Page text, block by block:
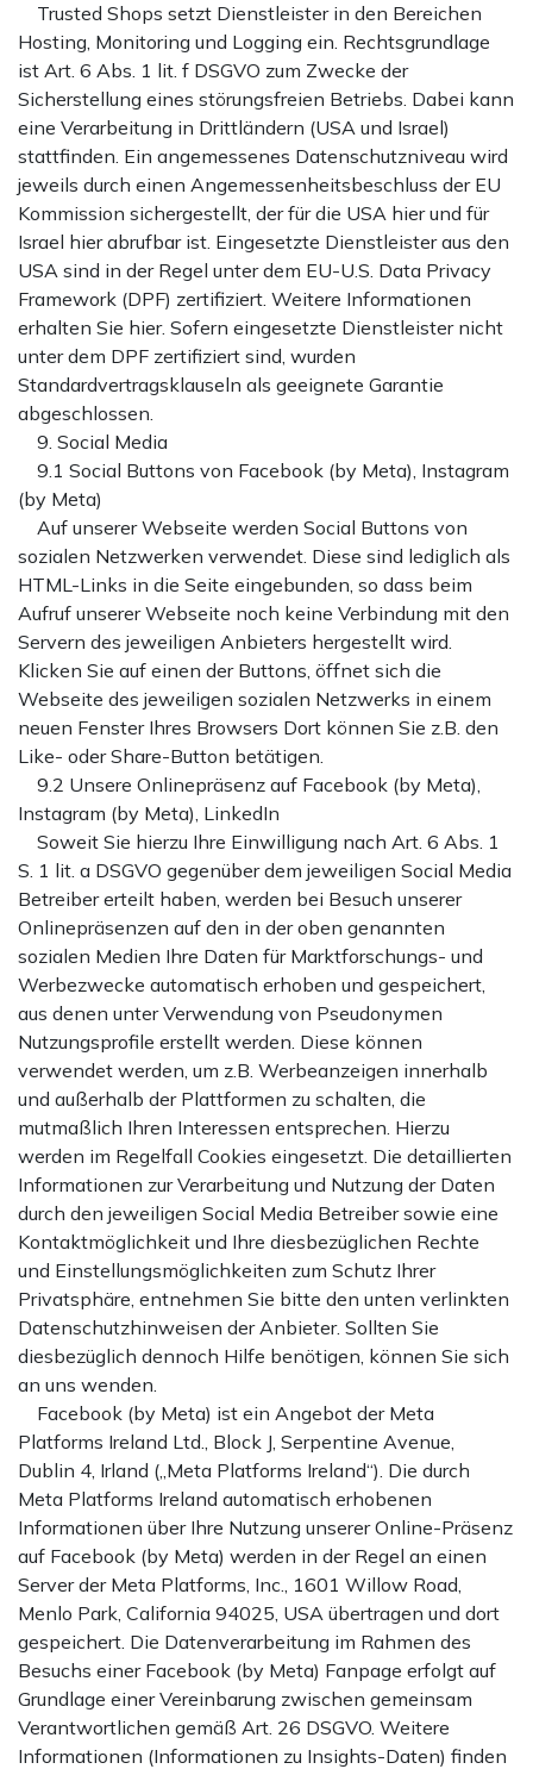
Trusted Shops setzt Dienstleister in den Bereichen
Hosting, Monitoring und Logging ein. Rechtsgrundlage
ist Art. 6 Abs. 1 lit. f DSGVO zum Zwecke der
Sicherstellung eines störungsfreien Betriebs. Dabei kann
eine Verarbeitung in Drittländern (USA und Israel)
stattfinden. Ein angemessenes Datenschutzniveau wird
jeweils durch einen Angemessenheitsbeschluss der EU
Kommission sichergestellt, der für die USA hier und für
Israel hier abrufbar ist. Eingesetzte Dienstleister aus den
USA sind in der Regel unter dem EU-U.S. Data Privacy
Framework (DPF) zertifiziert. Weitere Informationen
erhalten Sie hier. Sofern eingesetzte Dienstleister nicht
unter dem DPF zertifiziert sind, wurden
Standardvertragsklauseln als geeignete Garantie
abgeschlossen.
9. Social Media
9.1 Social Buttons von Facebook (by Meta), Instagram
(by Meta)
Auf unserer Webseite werden Social Buttons von
sozialen Netzwerken verwendet. Diese sind lediglich als
HTML-Links in die Seite eingebunden, so dass beim
Aufruf unserer Webseite noch keine Verbindung mit den
Servern des jeweiligen Anbieters hergestellt wird.
Klicken Sie auf einen der Buttons, öffnet sich die
Webseite des jeweiligen sozialen Netzwerks in einem
neuen Fenster Ihres Browsers Dort können Sie z.B. den
Like- oder Share-Button betätigen.
9.2 Unsere Onlinepräsenz auf Facebook (by Meta),
Instagram (by Meta), LinkedIn
Soweit Sie hierzu Ihre Einwilligung nach Art. 6 Abs. 1
S. 1 lit. a DSGVO gegenüber dem jeweiligen Social Media
Betreiber erteilt haben, werden bei Besuch unserer
Onlinepräsenzen auf den in der oben genannten
sozialen Medien Ihre Daten für Marktforschungs- und
Werbezwecke automatisch erhoben und gespeichert,
aus denen unter Verwendung von Pseudonymen
Nutzungsprofile erstellt werden. Diese können
verwendet werden, um z.B. Werbeanzeigen innerhalb
und außerhalb der Plattformen zu schalten, die
mutmaßlich Ihren Interessen entsprechen. Hierzu
werden im Regelfall Cookies eingesetzt. Die detaillierten
Informationen zur Verarbeitung und Nutzung der Daten
durch den jeweiligen Social Media Betreiber sowie eine
Kontaktmöglichkeit und Ihre diesbezüglichen Rechte
und Einstellungsmöglichkeiten zum Schutz Ihrer
Privatsphäre, entnehmen Sie bitte den unten verlinkten
Datenschutzhinweisen der Anbieter. Sollten Sie
diesbezüglich dennoch Hilfe benötigen, können Sie sich
an uns wenden.
Facebook (by Meta) ist ein Angebot der Meta
Platforms Ireland Ltd., Block J, Serpentine Avenue,
Dublin 4, Irland („Meta Platforms Ireland“). Die durch
Meta Platforms Ireland automatisch erhobenen
Informationen über Ihre Nutzung unserer Online-Präsenz
auf Facebook (by Meta) werden in der Regel an einen
Server der Meta Platforms, Inc., 1601 Willow Road,
Menlo Park, California 94025, USA übertragen und dort
gespeichert. Die Datenverarbeitung im Rahmen des
Besuchs einer Facebook (by Meta) Fanpage erfolgt auf
Grundlage einer Vereinbarung zwischen gemeinsam
Verantwortlichen gemäß Art. 26 DSGVO. Weitere
Informationen (Informationen zu Insights-Daten) finden